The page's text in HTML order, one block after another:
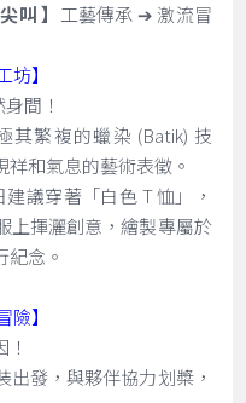
叫 】 工藝傳承 ➔ 激流冒
】
間！
其繁複的蠟染 (Batik) 技
和氣息的藝術表徵。
議穿著「白色 T 恤」，
上揮灑創意，繪製專屬於
念。
】
發，與夥伴協力划槳，